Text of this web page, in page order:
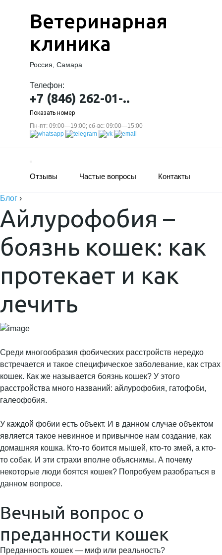
Ветеринарная
клиника
Россия, Самара
Телефон:
+7 (846) 262-01-..
Показать номер
Пн-пт: 09:00—19:00; сб-вс: 09:00—15:00
Отзывы Частые вопросы Контакты
Блог ›
Айлурофобия –
боязнь кошек: как
протекает и как
лечить
Среди многообразия фобических расстройств нередко
встречается и такое специфическое заболевание, как страх
кошек. Как же называется боязнь кошек? У этого
расстройства много названий: айлурофобия, гатофоби,
галеофобия.
У каждой фобии есть объект. И в данном случае объектом
является такое невинное и привычное нам создание, как
домашняя кошка. Кто-то боится мышей, кто-то змей, а кто-
то собак. И эти страхи вполне объяснимы. А почему
некоторые люди боятся кошек? Попробуем разобраться в
данном вопросе.
Вечный вопрос о
преданности кошек
Преданность кошек — миф или реальность?